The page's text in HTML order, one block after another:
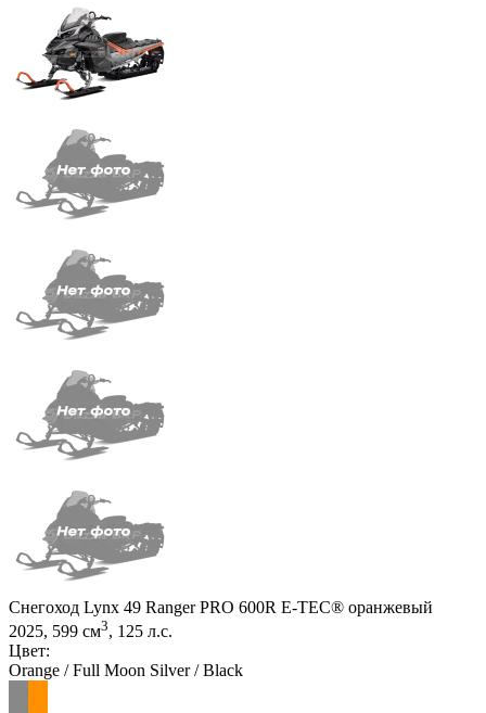
Снегоход Lynx 49 Ranger PRO 600R E-TEC® оранжевый
2025, 599 см3, 125 л.с.
Цвет:
Orange / Full Moon Silver / Black